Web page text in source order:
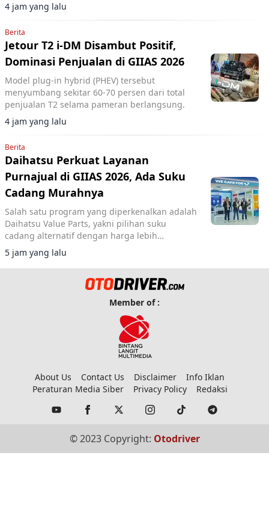
4 jam yang lalu
Berita
Jetour T2 i-DM Disambut Positif,
Dominasi Penjualan di GIIAS 2026
Model plug-in hybrid (PHEV) tersebut
menyumbang sekitar 60-70 persen dari total
penjualan T2 selama pameran berlangsung.
4 jam yang lalu
Berita
Daihatsu Perkuat Layanan
Purnajual di GIIAS 2026, Ada Suku
Cadang Murahnya
Salah satu program yang diperkenalkan adalah
Daihatsu Value Parts, yakni pilihan suku
cadang alternatif dengan harga lebih
terjangkau.
5 jam yang lalu
Member of :
About Us Contact Us Disclaimer
Info Iklan
Peraturan Media Siber
Privacy Policy Redaksi
© 2023 Copyright: Otodriver